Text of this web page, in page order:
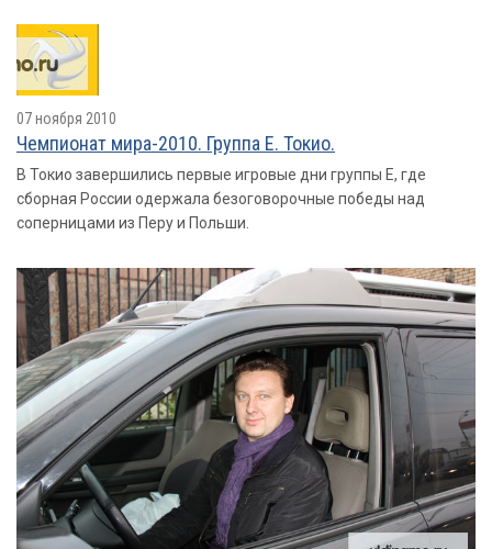
07 ноября 2010
Чемпионат мира-2010. Группа E. Токио.
В Токио завершились первые игровые дни группы Е, где
сборная России одержала безоговорочные победы над
соперницами из Перу и Польши.